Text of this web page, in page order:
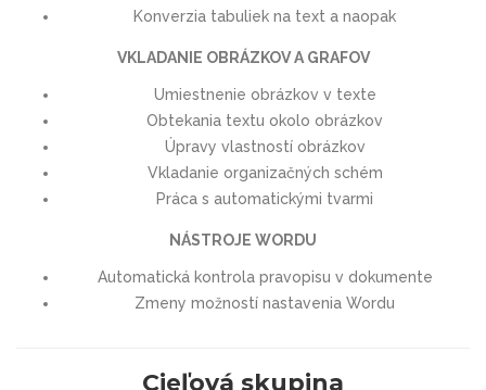
Konverzia tabuliek na text a naopak
VKLADANIE OBRÁZKOV A GRAFOV
Umiestnenie obrázkov v texte
Obtekania textu okolo obrázkov
Úpravy vlastností obrázkov
Vkladanie organizačných schém
Práca s automatickými tvarmi
NÁSTROJE WORDU
Automatická kontrola pravopisu v dokumente
Zmeny možností nastavenia Wordu
Cieľová skupina